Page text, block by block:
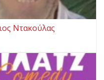
Ντακούλας